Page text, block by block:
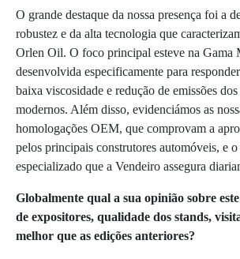
O grande destaque da nossa presença foi a
robustez e da alta tecnologia que
Orlen Oil. O foco principal esteve na Gama
desenvolvida especificamente para
baixa viscosidade e redução de emissões
modernos. Além disso, evidenciámos as
homologações OEM, que comprovam a
pelos principais construtores automóveis, e
especializado que a Vendeiro assegura
Globalmente qual a sua opinião sobre
de expositores, qualidade dos stands,
melhor que as edições anteriores?